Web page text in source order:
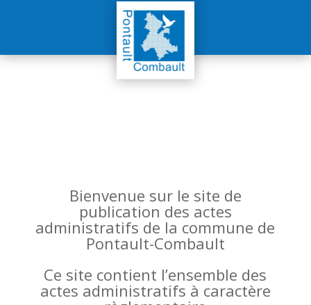
Bienvenue sur le site de
publication des actes
administratifs de la commune de
Pontault-Combault
Ce site contient l’ensemble des
actes administratifs à caractère